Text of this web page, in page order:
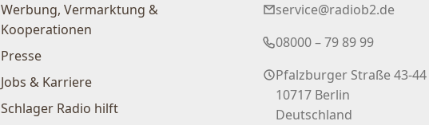
Werbung, Vermarktung &
Kooperationen
Presse
Jobs & Karriere
Schlager Radio hilft
service@radiob2.de
08000 – 79 89 99
Pfalzburger Straße 43-44
10717 Berlin
Deutschland